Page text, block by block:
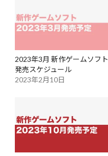
2023年3月 新作ゲームソフト
発売スケジュール
2023年2月10日